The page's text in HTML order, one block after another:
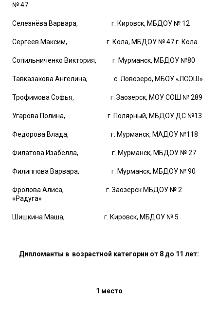
№ 47
Селезнёва Варвара, г. Кировск, МБДОУ № 12
Сергеев Максим, г. Кола, МБДОУ № 47 г. Кола
Сопильниченко Виктория, г. Мурманск, МБДОУ №80
Тавказакова Ангелина, с. Ловозеро, МБОУ «ЛСОШ»
Трофимова Софья, г. Заозерск, МОУ СОШ № 289
Угарова Полина, г. Полярный, МБДОУ ДС №13
Федорова Влада, г. Мурманск, МАДОУ №118
Филатова Изабелла, г. Мурманск, МБДОУ № 27
Филиппова Варвара, г. Мурманск, МБДОУ № 90
Фролова Алиса, г. Заозерск МБДОУ № 2
«Радуга»
Шишкина Маша, г. Кировск, МБДОУ № 5
Дипломанты в возрастной категории от 8 до 11 лет:
1 место